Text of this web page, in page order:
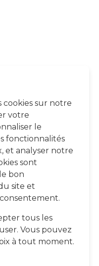
cookies sur notre
votre
le
fonctionnalités
et analyser notre
sont
bon
site et
tous les
Vous pouvez
à tout moment.